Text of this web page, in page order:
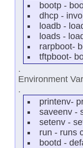
bootp -
dhcp -
loadb -
loads -
rarpboot-
tftpboot-
.
Environment
.
printenv-
saveenv -
setenv -
run - runs
bootd -